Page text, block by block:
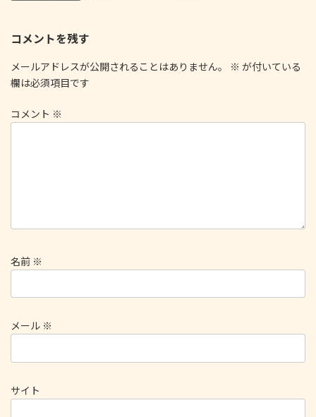
コメントを残す
メールアドレスが公開されることはありません。 ※ が付いている
欄は必須項目です
コメント ※
名前 ※
メール ※
サイト